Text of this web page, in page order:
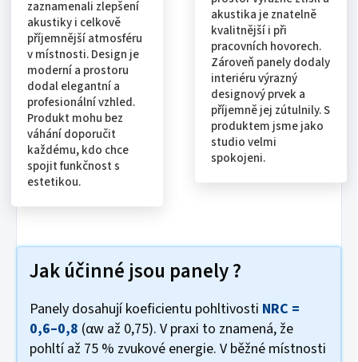
zaznamenali zlepšení
akustiky i celkově
příjemnější atmosféru
v místnosti. Design je
moderní a prostoru
dodal elegantní a
profesionální vzhled.
Produkt mohu bez
váhání doporučit
každému, kdo chce
spojit funkčnost s
estetikou.
akustika je znatelně
kvalitnější i při
pracovních hovorech.
Zároveň panely dodaly
interiéru výrazný
designový prvek a
příjemně jej zútulnily. S
produktem jsme jako
studio velmi
spokojeni.
Jak účinné jsou panely ?
Panely dosahují koeficientu pohltivosti NRC =
0,6–0,8 (αw až 0,75). V praxi to znamená, že
pohltí až 75 % zvukové energie. V běžné místnosti